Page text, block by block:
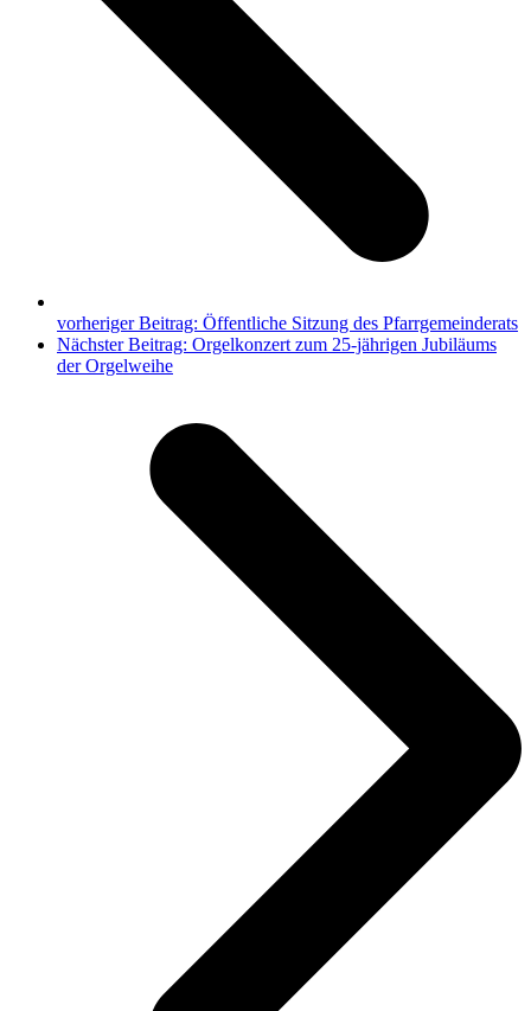
vorheriger Beitrag: Öffentliche Sitzung des Pfarrgemeinderats
Nächster Beitrag: Orgelkonzert zum 25-jährigen Jubiläums
der Orgelweihe